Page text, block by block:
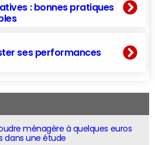
: bonnes pratiques
ses performances
ménagère à quelques euros
dans une étude